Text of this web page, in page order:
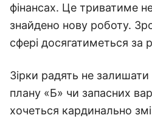
фінансах. Це триватиме
знайдено нову роботу.
сфері досягатиметься за
Зірки радять не
плану «Б» чи запасних
хочеться кардинально